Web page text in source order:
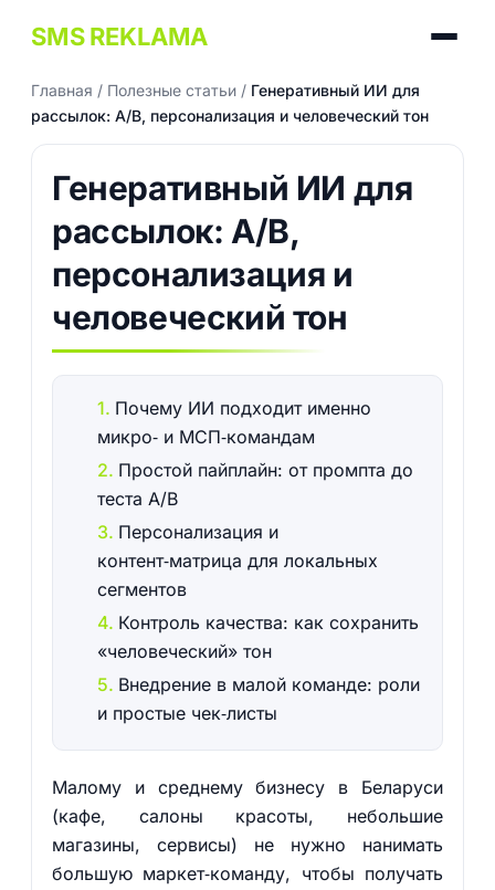
SMS REKLAMA
Главная / Полезные статьи/ Генеративный ИИ для
рассылок: A/B, персонализация и человеческий тон
Генеративный ИИ для
рассылок: A/B,
персонализация и
человеческий тон
Почему ИИ подходит именно
микро‑ и МСП‑командам
Простой пайплайн: от промпта до
теста A/B
Персонализация и
контент‑матрица для локальных
сегментов
Контроль качества: как сохранить
«человеческий» тон
Внедрение в малой команде: роли
и простые чек‑листы
Малому и среднему бизнесу в Беларуси
(кафе, салоны красоты, небольшие
магазины, сервисы) не нужно нанимать
большую маркет‑команду, чтобы получать